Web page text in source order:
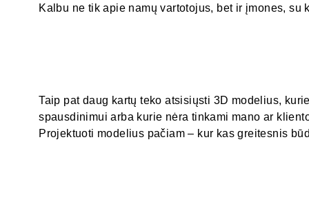
Kalbu ne tik apie namų vartotojus, bet ir įmones, su
Taip pat daug kartų teko atsisiųsti 3D modelius,
spausdinimui arba kurie nėra tinkami mano ar
Projektuoti modelius pačiam – kur kas greitesnis